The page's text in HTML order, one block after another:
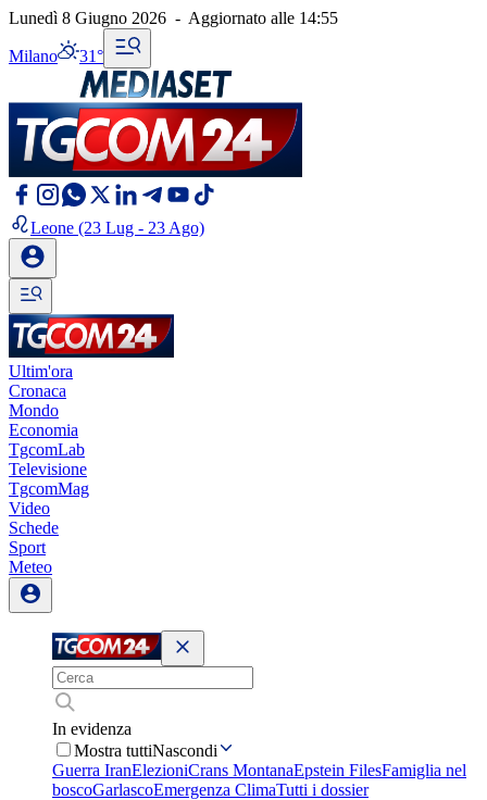
Lunedì 8 Giugno 2026 - Aggiornato alle 14:55
Milano 31°
Leone (23 Lug - 23 Ago)
Ultim'ora
Cronaca
Mondo
Economia
TgcomLab
Televisione
TgcomMag
Video
Schede
Sport
Meteo
In evidenza
Mostra tuttiNascondi
Guerra IranElezioniCrans MontanaEpstein FilesFamiglia nel
boscoGarlascoEmergenza ClimaTutti i dossier